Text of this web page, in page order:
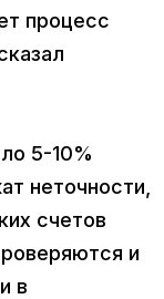
процесс
5-10%
неточности,
счетов
и
в